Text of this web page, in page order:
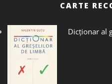
CARTE
Dicţionar al